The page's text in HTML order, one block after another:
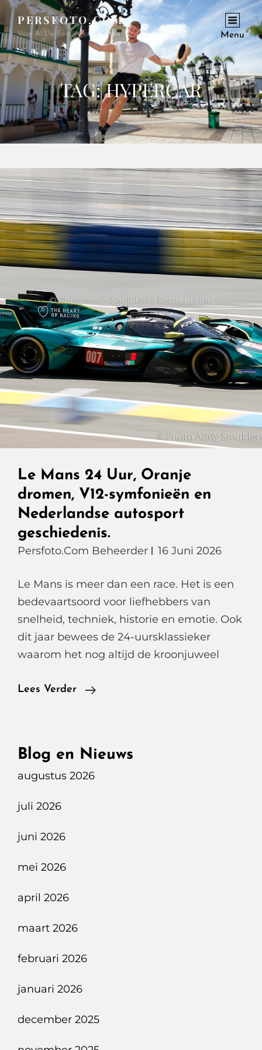
PERSFOTO.COM
Voor Al Uw Fotowerkzaamheden En Opdrachten Menu
TAG:HYPERCAR
Le Mans 24 Uur, Oranje
dromen, V12-symfonieën en
Nederlandse autosport
geschiedenis.
Persfoto.com Beheerder 16 Juni 2026
Le Mans is meer dan een race. Het is een
bedevaartsoord voor liefhebbers van
snelheid, techniek, historie en emotie. Ook
dit jaar bewees de 24-uursklassieker
waarom het nog altijd de kroonjuweel
Lees Verder
Le
Oranje
Blog en Nieuws
augustus 2026
juli 2026
juni 2026
mei 2026
april 2026
maart 2026
februari 2026
januari 2026
december 2025